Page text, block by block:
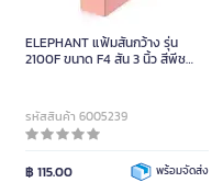
ELEPHANT แฟ้มสันกว้าง รุ่น
2100F ขนาด F4 สัน 3 นิ้ว สีพีช
รหัสสินค้า 6005239
฿ 115.00 พร้อมจัดส่ง